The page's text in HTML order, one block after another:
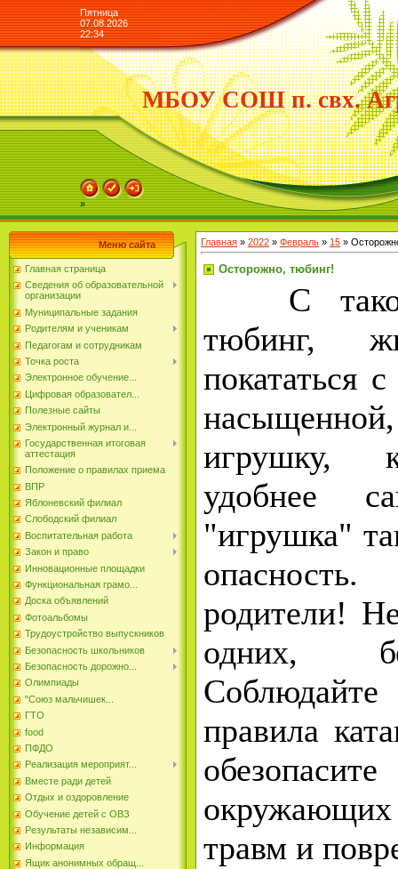
Пятница
07.08.2026
22:34
МБОУ СОШ п. свх.
»
Меню сайта
Главная страница
Сведения об образовательной
организации
Муниципальные задания
Родителям и ученикам
Педагогам и сотрудникам
Точка роста
Электронное обучение...
Цифровая образовател...
Полезные сайты
Электронный журнал и...
Государственная итоговая
аттестация
Положение о правилах приема
ВПР
Яблоневский филиал
Слободский филиал
Воспитательная работа
Закон и право
Инновационные площадки
Функциональная грамо...
Доска объявлений
Фотоальбомы
Трудоустройство выпускников
Безопасность школьников
Безопасность дорожно...
Олимпиады
"Союз мальчишек...
ГТО
food
ПФДО
Реализация мероприят...
Вместе ради детей
Отдых и оздоровление
Обучение детей с ОВЗ
Результаты независим...
Информация
Ящик анонимных обращ...
Главная » 2022 » Февраль » 15 »
Осторожно, тюбинг!
С такой
тюбинг,
покататься
игрушку,
удобнее
"игрушка"
родители!
одних,
правила
травм и